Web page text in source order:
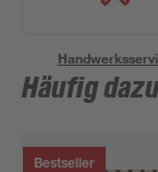
Häufig
Bestseller